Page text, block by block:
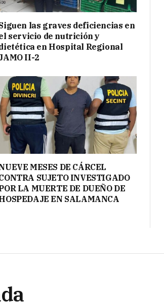
las graves deficiencias en
servicio de nutrición y
en Hospital Regional
II-2
MESES DE CÁRCEL
SUJETO INVESTIGADO
LA MUERTE DE DUEÑO DE
EN SALAMANCA